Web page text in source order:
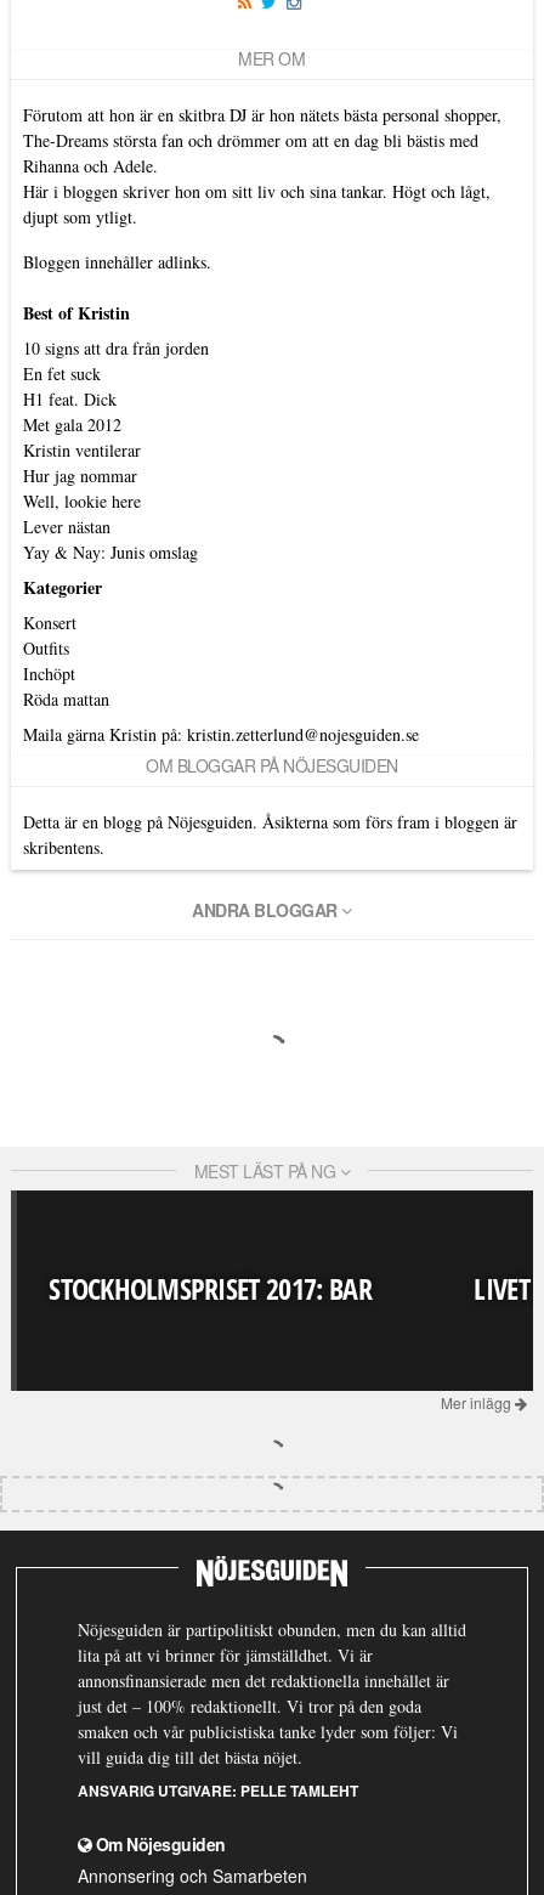
MER OM
Förutom att hon är en skitbra DJ är hon nätets bästa personal shopper,
The-Dreams största fan och drömmer om att en dag bli bästis med
Rihanna och Adele.
Här i bloggen skriver hon om sitt liv och sina tankar. Högt och lågt,
djupt som ytligt.
Bloggen innehåller adlinks.
Best of Kristin
10 signs att dra från jorden
En fet suck
H1 feat. Dick
Met gala 2012
Kristin ventilerar
Hur jag nommar
Well, lookie here
Lever nästan
Yay & Nay: Junis omslag
Kategorier
Konsert
Outfits
Inchöpt
Röda mattan
Maila gärna Kristin på: kristin.zetterlund@nojesguiden.se
OM BLOGGAR PÅ NÖJESGUIDEN
Detta är en blogg på Nöjesguiden. Åsikterna som förs fram i bloggen är
skribentens.
ANDRA BLOGGAR
MEST LÄST PÅ NG
STOCKHOLMSPRISET 2017: BAR LIVET
Mer inlägg
Nöjesguiden är partipolitiskt obunden, men du kan alltid
lita på att vi brinner för jämställdhet. Vi är
annonsfinansierade men det redaktionella innehållet är
just det – 100% redaktionellt. Vi tror på den goda
smaken och vår publicistiska tanke lyder som följer: Vi
vill guida dig till det bästa nöjet.
ANSVARIG UTGIVARE: PELLE TAMLEHT
Om Nöjesguiden
Annonsering och Samarbeten